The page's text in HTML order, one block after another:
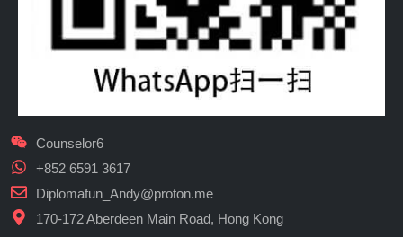
Counselor6
+852 6591 3617
Diplomafun_Andy@proton.me
170-172 Aberdeen Main Road, Hong Kong